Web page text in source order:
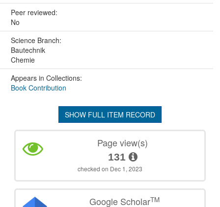
Peer reviewed:
No
Science Branch:
Bautechnik
Chemie
Appears in Collections:
Book Contribution
SHOW FULL ITEM RECORD
Page view(s)
131
checked on Dec 1, 2023
Google ScholarTM